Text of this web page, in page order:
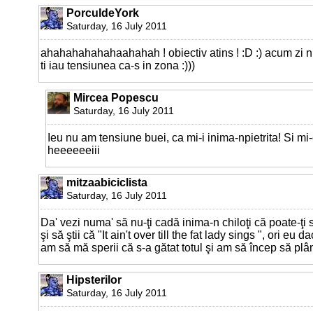
PorculdeYork
Saturday, 16 July 2011
ahahahahahahaahahah ! obiectiv atins ! :D :) acum zi
ti iau tensiunea ca-s in zona :)))
Mircea Popescu
Saturday, 16 July 2011
Ieu nu am tensiune buei, ca mi-i inima-npietrita! Si
heeeeeeiii
mitzaabiciclista
Saturday, 16 July 2011
Da' vezi numa' să nu-ţi cadă inima-n chiloţi că poate-ţi
şi să ştii că "It ain't over till the fat lady sings ", ori eu
am să mă sperii că s-a gătat totul şi am să încep să
Hipsterilor
Saturday, 16 July 2011